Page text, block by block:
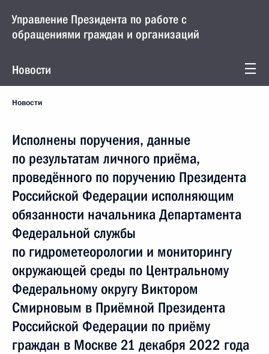
Управление Президента по работе с
обращениями граждан и организаций
Новости
Новости
Исполнены поручения, данные
по результатам личного приёма,
проведённого по поручению Президента
Российской Федерации исполняющим
обязанности начальника Департамента
Федеральной службы
по гидрометеорологии и мониторингу
окружающей среды по Центральному
Федеральному округу Виктором
Смирновым в Приёмной Президента
Российской Федерации по приёму
граждан в Москве 21 декабря 2022 года